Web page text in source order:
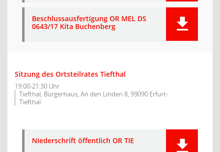
Beschlussausfertigung OR MEL DS
0643/17 Kita Buchenberg
Sitzung des Ortsteilrates Tiefthal
19:00-21:30 Uhr
Tiefthal, Bürgerhaus, An den Linden 8, 99090 Erfurt-
Tiefthal
Niederschrift öffentlich OR TIE